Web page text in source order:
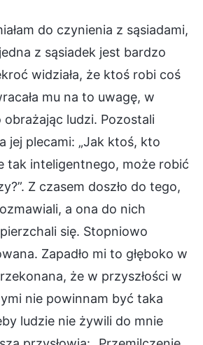
do czynienia z sąsiadami,
z sąsiadek jest bardzo
widziała, że ktoś robi coś
mu na to uwagę, w
ludzi. Pozostali
jej plecami: „Jak ktoś, kto
tak inteligentnego, może robić
Z czasem doszło do tego,
a ona do nich
się. Stopniowo
Zapadło mi to głęboko w
że w przyszłości w
nie powinnam być taka
ludzie nie żywili do mnie